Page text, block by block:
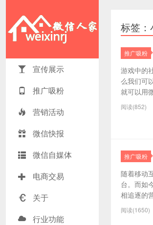
宣传展示
推广吸粉
营销活动
微信快报
微信自媒体
电商交易
关于
行业功能
标签：
推广吸粉
游戏中的
么我们可
就可以用
阅读(852)
推广吸粉
随着移动
台。而如
相追逐的
阅读(1650)